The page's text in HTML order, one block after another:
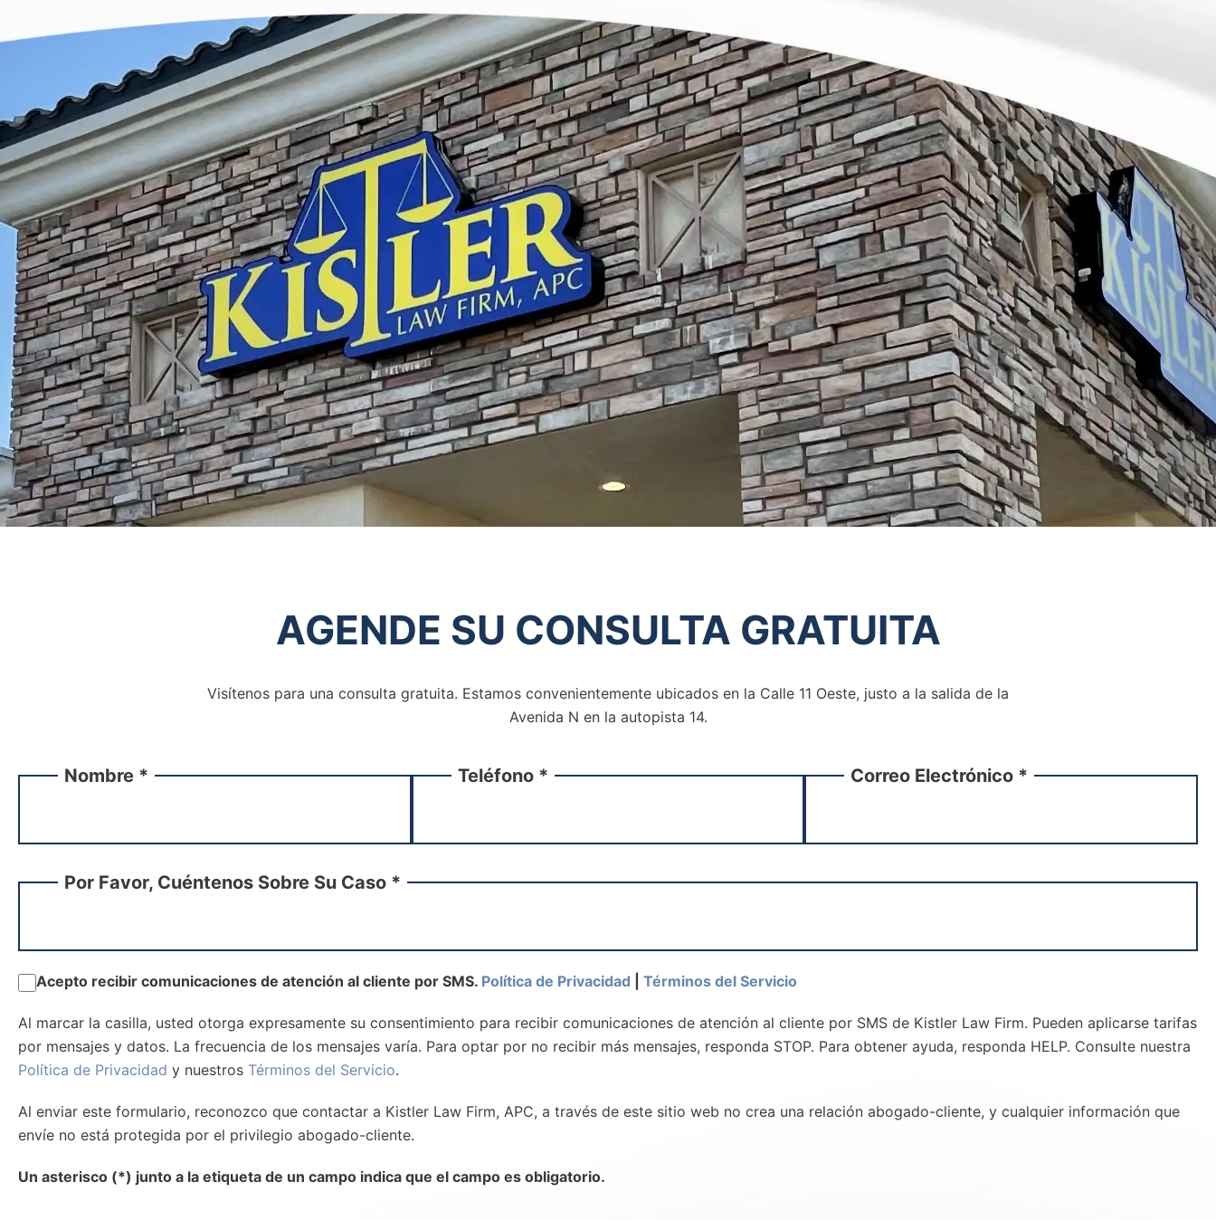
AGENDE SU CONSULTA GRATUITA
Visítenos para una consulta gratuita. Estamos convenientemente ubicados en la Calle 11 Oeste, justo a la salida de la
Avenida N en la autopista 14.
Nombre * Teléfono * Correo Electrónico *
Por Favor, Cuéntenos Sobre Su Caso *
Acepto recibir comunicaciones de atención al cliente por SMS. Política de Privacidad Términos del Servicio
Al marcar la casilla, usted otorga expresamente su consentimiento para recibir comunicaciones de atención al cliente por SMS de Kistler Law Firm. Pueden aplicarse tarifas
por mensajes y datos. La frecuencia de los mensajes varía. Para optar por no recibir más mensajes, responda STOP. Para obtener ayuda, responda HELP. Consulte nuestra
Política de Privacidad y nuestros Términos del Servicio.
Al enviar este formulario, reconozco que contactar a Kistler Law Firm, APC, a través de este sitio web no crea una relación abogado-cliente, y cualquier información que
envíe no está protegida por el privilegio abogado-cliente.
Un asterisco (*) junto a la etiqueta de un campo indica que el campo es obligatorio.